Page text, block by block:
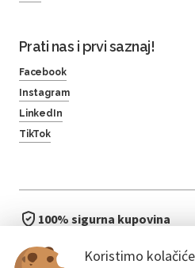
Koristimo
Prati nas i prvi saznaj!
Facebook
Instagram
LinkedIn
TikTok
100% sigurna kupovina
bez čekanja u redu